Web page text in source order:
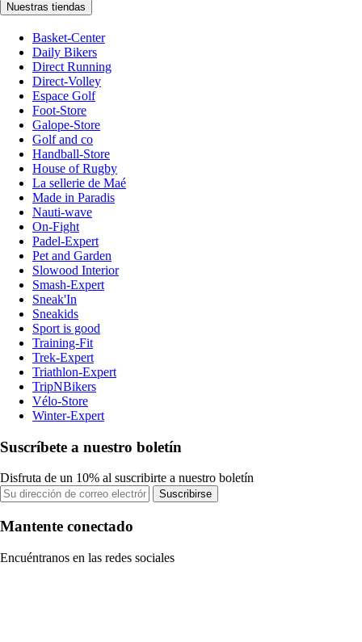
Nuestras tiendas
Basket-Center
Daily Bikers
Direct Running
Direct-Volley
Espace Golf
Foot-Store
Galope-Store
Golf and co
Handball-Store
House of Rugby
La sellerie de Maé
Made in Paradis
Nauti-wave
On-Fight
Padel-Expert
Pet and Garden
Slowood Interior
Smash-Expert
Sneak'In
Sneakids
Sport is good
Training-Fit
Trek-Expert
Triathlon-Expert
TripNBikers
Vélo-Store
Winter-Expert
Suscríbete a nuestro boletín
Disfruta de un 10% al suscribirte a nuestro boletín
Suscribirse
Mantente conectado
Encuéntranos en las redes sociales